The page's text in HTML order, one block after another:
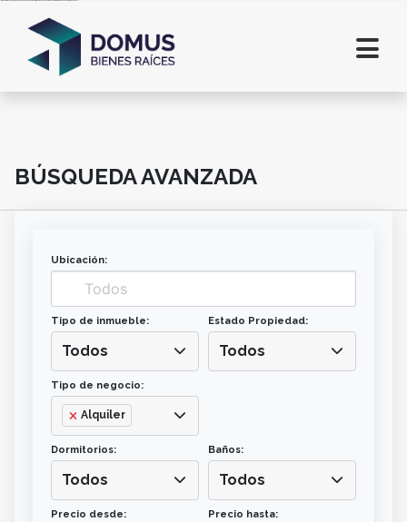
BÚSQUEDA AVANZADA
Ubicación:
Tipo de inmueble:
Todos
Estado Propiedad:
Todos
Tipo de negocio:
Alquiler
Dormitorios:
Todos
Baños:
Todos
Precio desde: Precio hasta: